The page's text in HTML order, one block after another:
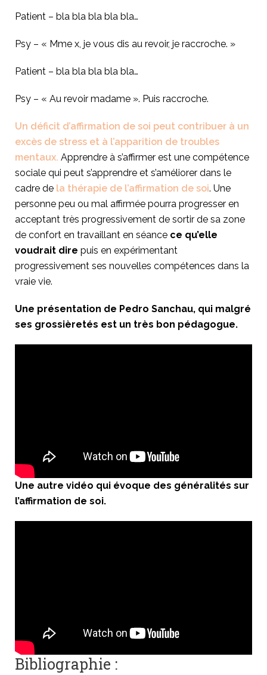
Patient – bla bla bla bla bla…
Psy – « Mme x, je vous dis au revoir, je raccroche. »
Patient – bla bla bla bla bla…
Psy – « Au revoir madame ». Puis raccroche.
Un déficit d’affirmation de soi peut contribuer à un
excès de stress et à l’apparition de troubles
mentaux. Apprendre à s’affirmer est une compétence
sociale qui peut s’apprendre et s’améliorer dans le
cadre de la thérapie de l’affirmation de soi. Une
personne peu ou mal affirmée pourra progresser en
acceptant très progressivement de sortir de sa zone
de confort en travaillant en séance ce qu’elle
voudrait dire puis en expérimentant
progressivement ses nouvelles compétences dans la
vraie vie.
Une présentation de Pedro Sanchau, qui malgré
ses grossièretés est un très bon pédagogue.
Une autre vidéo qui évoque des généralités sur
l’affirmation de soi.
Bibliographie :